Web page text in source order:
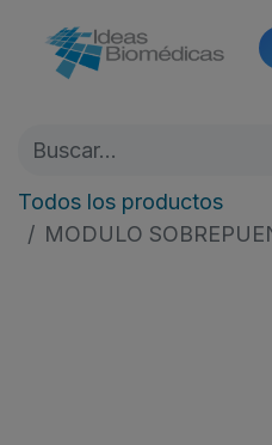
Todos los productos
MODULO